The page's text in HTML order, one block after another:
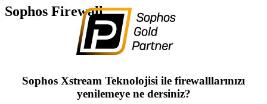
Sophos Firewall
Sophos Xstream Teknolojisi ile firewalllarınızı
yenilemeye ne dersiniz?